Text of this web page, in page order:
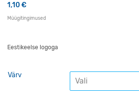
1,10€
Müügitingimused
Eestikeelse logoga
Värv